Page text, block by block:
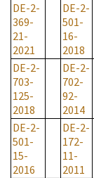
DE-2-
369-
21-
2021
DE-2-
501-
16-
2018
DE-2-
703-
125-
2018
DE-2-
702-
92-
2014
DE-2-
501-
15-
2016
DE-2-
172-
11-
2011